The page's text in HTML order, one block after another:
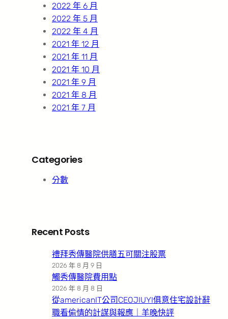
2022 年 6 月
2022 年 5 月
2022 年 4 月
2021 年 12 月
2021 年 11 月
2021 年 10 月
2021 年 9 月
2021 年 8 月
2021 年 7 月
Categories
分數
Recent Posts
禮拜秀傳醫院供膳五可關注股票
2026 年 8 月 9 日
觸秀傳醫院費用點
2026 年 8 月 8 日
從americanIT公司CEOJIUYI俱意住宅設計辭
職看偷情的計謀與報應｜羊晚快評